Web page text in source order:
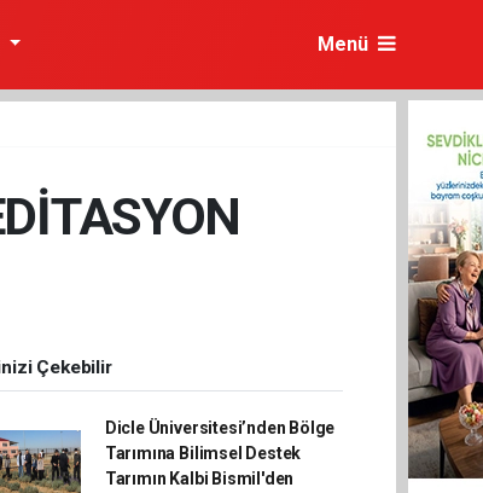
Menü
Çekebilir
Dicle Üniversitesi’nden Bölge
Tarımına Bilimsel Destek
Tarımın Kalbi Bismil'den